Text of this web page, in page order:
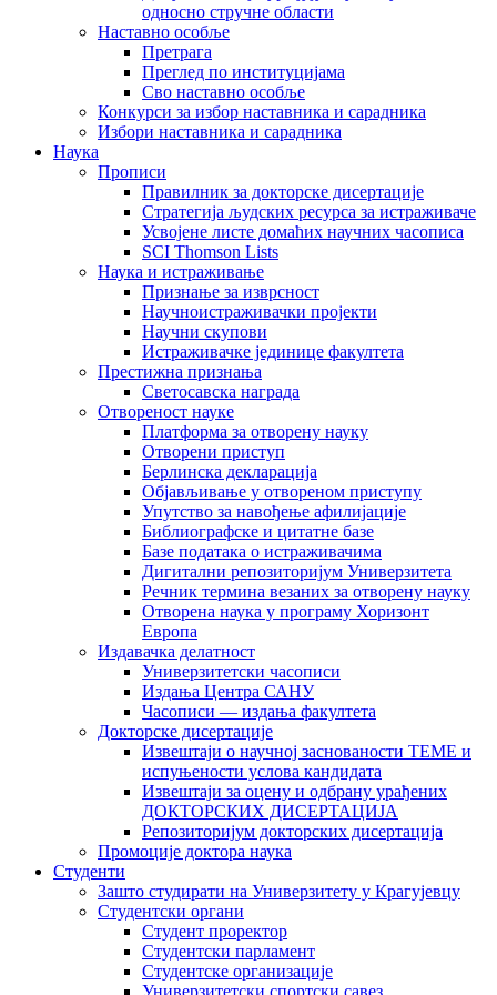
односно стручне области
Наставно особље
Претрага
Преглед по институцијама
Сво наставно особље
Конкурси за избор наставника и сарадника
Избори наставника и сарадника
Наука
Прописи
Правилник за докторске дисертације
Стратегија људских ресурса за истраживаче
Усвојене листе домаћих научних часописа
SCI Thomson Lists
Наука и истраживање
Признање за изврсност
Научноистраживачки пројекти
Научни скупови
Истраживачке јединице факултета
Престижна признања
Светосавска награда
Отвореност науке
Платформа за отворену науку
Отворени приступ
Берлинска декларација
Објављивање у отвореном приступу
Упутство за навођење афилијације
Библиографске и цитатне базе
Базе података о истраживачима
Дигитални репозиторијум Универзитета
Рeчник термина везаних за отворену науку
Отворена наука у програму Хоризонт
Европа
Издавачка делатност
Универзитетски часописи
Издања Центра САНУ
Часописи — издања факултета
Докторске дисертације
Извештаји о научној заснованости ТЕМЕ и
испуњености услова кандидата
Извештаји за оцену и одбрану урађених
ДОКТОРСКИХ ДИСЕРТАЦИЈА
Репозиторијум докторских дисертација
Промоције доктора наука
Студенти
Зашто студирати на Универзитету у Крагујевцу
Студентски органи
Студент проректор
Студентски парламент
Студентске организације
Универзитетски спортски савез